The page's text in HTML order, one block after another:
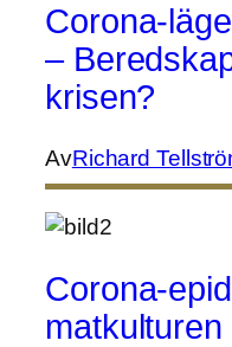
Corona-
–
krisen?
AvRichard
Corona-
matkulturen